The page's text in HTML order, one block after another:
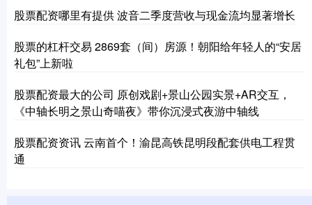
股票配资哪里有提供 波音二季度营收与现金流均显著增长
股票的杠杆交易 2869套（间）房源！朝阳给年轻人的“安居
礼包”上新啦
股票配资最大的公司 原创戏剧+景山公园实景+AR交互，
《中轴长明之景山奇喵夜》带你沉浸式夜游中轴线
股票配资资讯 云南首个！渝昆高铁昆明段配套供电工程贯
通